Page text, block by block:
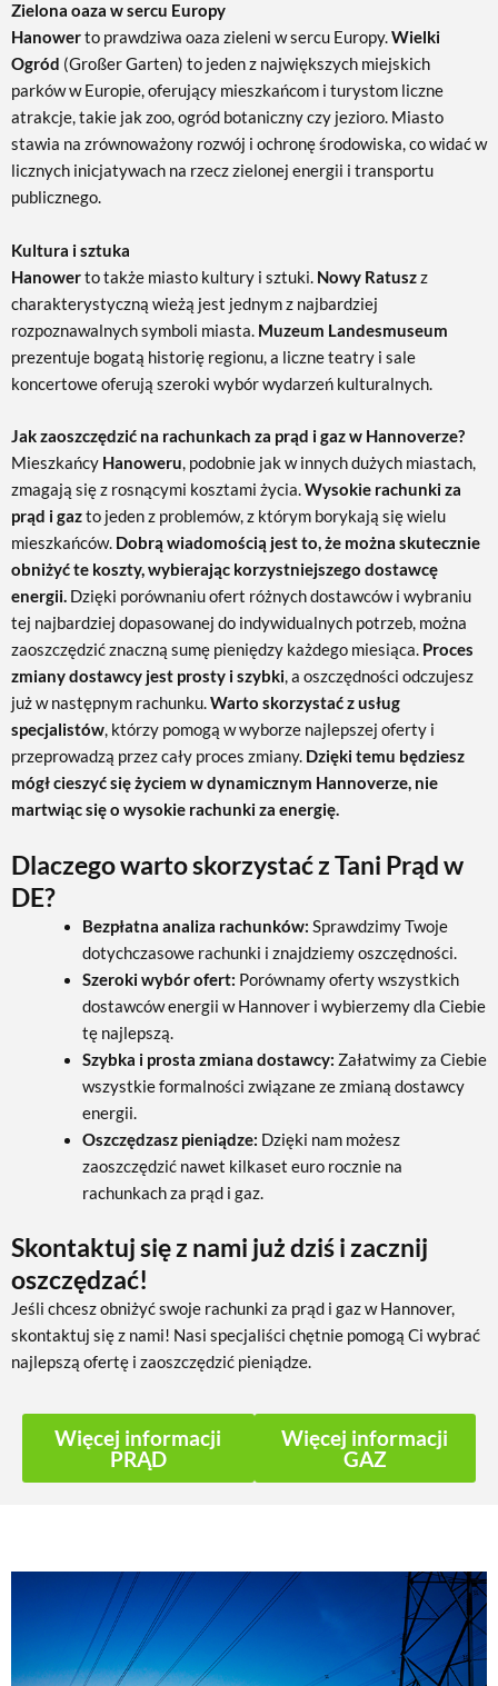
Zielona oaza w sercu Europy
Hanowerto prawdziwa oaza zieleni w sercu Europy.Wielki
Ogród (Großer Garten) to jeden z największych miejskich
parków w Europie, oferujący mieszkańcom i turystom liczne
atrakcje, takie jak zoo, ogród botaniczny czy jezioro. Miasto
stawia na zrównoważony rozwój i ochronę środowiska, co widać w
licznych inicjatywach na rzecz zielonej energii i transportu
publicznego.
Kultura i sztuka
Hanowerto także miasto kultury i sztuki. Nowy Ratuszz
charakterystyczną wieżą jest jednym z najbardziej
rozpoznawalnych symboli miasta. Muzeum Landesmuseum
prezentuje bogatą historię regionu, a liczne teatry i sale
koncertowe oferują szeroki wybór wydarzeń kulturalnych.
Jak zaoszczędzić na rachunkach za prąd i gaz w Hannoverze?
Mieszkańcy Hanoweru, podobnie jak w innych dużych miastach,
zmagają się z rosnącymi kosztami życia.Wysokie rachunki za
prąd i gazto jeden z problemów, z którym borykają się wielu
mieszkańców. Dobrą wiadomością jest to, że można skutecznie
obniżyć te koszty, wybierając korzystniejszego dostawcę
energii. Dzięki porównaniu ofert różnych dostawców i wybraniu
tej najbardziej dopasowanej do indywidualnych potrzeb, można
zaoszczędzić znaczną sumę pieniędzy każdego miesiąca. Proces
zmiany dostawcy jest prosty i szybki, a oszczędności odczujesz
już w następnym rachunku.Warto skorzystać z usług
specjalistów, którzy pomogą w wyborze najlepszej oferty i
przeprowadzą przez cały proces zmiany. Dzięki temu będziesz
mógł cieszyć się życiem w dynamicznym Hannoverze, nie
martwiąc się o wysokie rachunki za energię.
Dlaczego warto skorzystać z Tani Prąd w
DE?
Bezpłatna analiza rachunków: Sprawdzimy Twoje
dotychczasowe rachunki i znajdziemy oszczędności.
Szeroki wybór ofert: Porównamy oferty wszystkich
dostawców energii w Hannover i wybierzemy dla Ciebie
tę najlepszą.
Szybka i prosta zmiana dostawcy: Załatwimy za Ciebie
wszystkie formalności związane ze zmianą dostawcy
energii.
Oszczędzasz pieniądze: Dzięki nam możesz
zaoszczędzić nawet kilkaset euro rocznie na
rachunkach za prąd i gaz.
Skontaktuj się z nami już dziś i zacznij
oszczędzać!
Jeśli chcesz obniżyć swoje rachunki za prąd i gaz w Hannover,
skontaktuj się z nami! Nasi specjaliści chętnie pomogą Ci wybrać
najlepszą ofertę i zaoszczędzić pieniądze.
Więcej informacji
PRĄD
Więcej informacji
GAZ